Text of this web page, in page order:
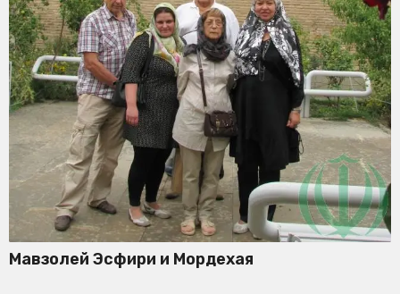
Мавзолей Эсфири и Мордехая